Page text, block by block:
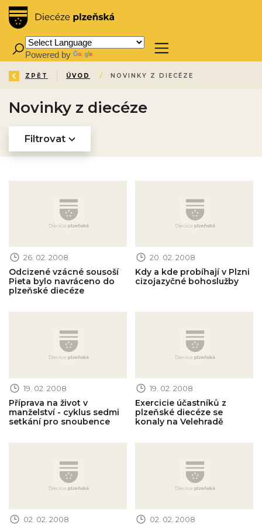
Powered by
ZPĚT ÚVOD / NOVINKY Z DIECÉZE
Novinky z diecéze
Filtrovat
26. 02. 2008
Odcizené vzácné sousoší
Pieta bylo navráceno do
plzeňské diecéze
20. 02. 2008
Kdy a kde probíhají v Plzni
cizojazyčné bohoslužby
19. 02. 2008
Příprava na život v
manželství - cyklus sedmi
setkání pro snoubence
19. 02. 2008
Exercicie účastníků z
plzeňské diecéze se
konaly na Velehradě
02. 02. 2008 02. 02. 2008